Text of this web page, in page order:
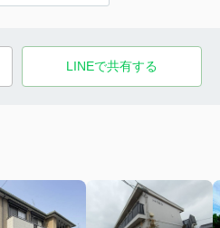
LINEで共有する